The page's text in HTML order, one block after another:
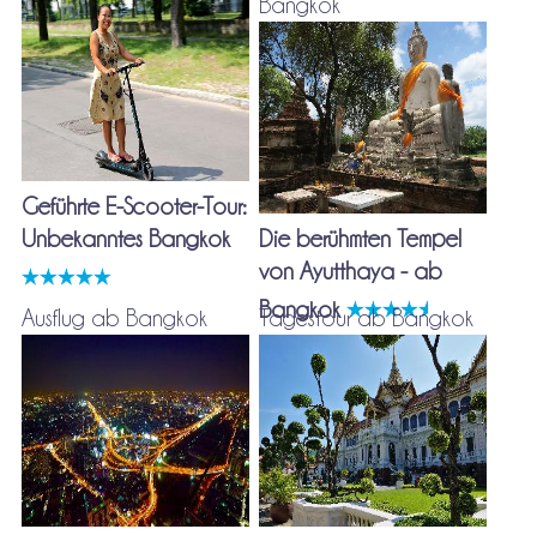
Geführte E-Scooter-Tour:
Unbekanntes Bangkok
Die berühmten Tempel
von Ayutthaya - ab
Bangkok
Ausflug ab Bangkok Tagestour ab Bangkok